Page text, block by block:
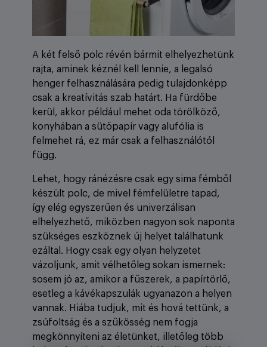
A két felső polc révén bármit elhelyezhetünk
rajta, aminek kéznél kell lennie, a legalsó
henger felhasználására pedig tulajdonképp
csak a kreatívitás szab határt. Ha fürdőbe
kerül, akkor például mehet oda törölköző,
konyhában a sütőpapír vagy alufólia is
felmehet rá, ez már csak a felhasználótól
függ.
Lehet, hogy ránézésre csak egy sima fémből
készült polc, de mivel fémfelületre tapad,
így elég egyszerűen és univerzálisan
elhelyezhető, miközben nagyon sok naponta
szükséges eszköznek új helyet találhatunk
ezáltal. Hogy csak egy olyan helyzetet
vázoljunk, amit vélhetőleg sokan ismernek:
sosem jó az, amikor a fűszerek, a papírtörlő,
esetleg a kávékapszulák ugyanazon a helyen
vannak. Hiába tudjuk, mit és hová tettünk, a
zsúfoltság és a szűkösség nem fogja
megkönnyíteni az életünket, illetőleg több